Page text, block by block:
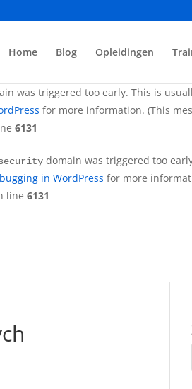
domain was triggered too
line6131
was triggered too early. This is
for more information. (This
6131
domain was triggered too
in WordPress for more
line 6131
Home Blog Opleidingen